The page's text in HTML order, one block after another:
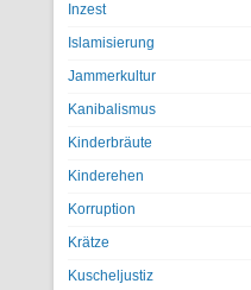
Inzest
Islamisierung
Jammerkultur
Kanibalismus
Kinderbräute
Kinderehen
Korruption
Krätze
Kuscheljustiz